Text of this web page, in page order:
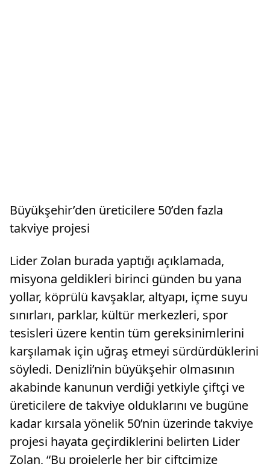
Büyükşehir’den üreticilere 50’den fazla
takviye projesi
Lider Zolan burada yaptığı açıklamada,
misyona geldikleri birinci günden bu yana
yollar, köprülü kavşaklar, altyapı, içme suyu
sınırları, parklar, kültür merkezleri, spor
tesisleri üzere kentin tüm gereksinimlerini
karşılamak için uğraş etmeyi sürdürdüklerini
söyledi. Denizli’nin büyükşehir olmasının
akabinde kanunun verdiği yetkiyle çiftçi ve
üreticilere de takviye olduklarını ve bugüne
kadar kırsala yönelik 50’nin üzerinde takviye
projesi hayata geçirdiklerini belirten Lider
Zolan, “Bu projelerle her bir çiftçimize